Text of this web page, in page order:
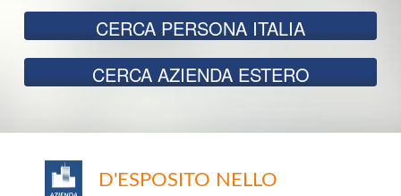
CERCA PERSONA ITALIA
CERCA AZIENDA ESTERO
D'ESPOSITO NELLO